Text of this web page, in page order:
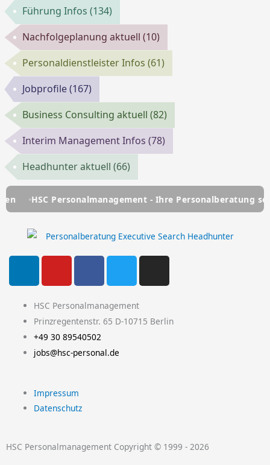
Führung Infos(134)
Nachfolgeplanung aktuell(10)
Personaldienstleister Infos(61)
Jobprofile(167)
Business Consulting aktuell(82)
Interim Management Infos(78)
Headhunter aktuell(66)
HSC Personalmanagement - Ihre Personalberatung seit
L
n
k
e
d
i
Y
u
t
u
b
e
F
c
e
b
o
o
T
i
t
t
I
s
a
HSC Personalmanagement
Prinzregentenstr. 65 D-10715 Berlin
+49 30 89540502
jobs@hsc-personal.de
Impressum
Datenschutz
HSC Personalmanagement Copyright © 1999 - 2026